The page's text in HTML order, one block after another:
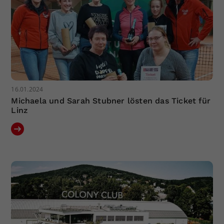
16.01.2024
Michaela und Sarah Stubner lösten das Ticket für
Linz